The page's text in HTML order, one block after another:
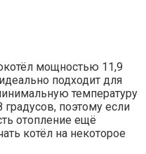
мощностью 11,9
подходит для
температуру
поэтому если
отопление ещё
котёл на некоторое